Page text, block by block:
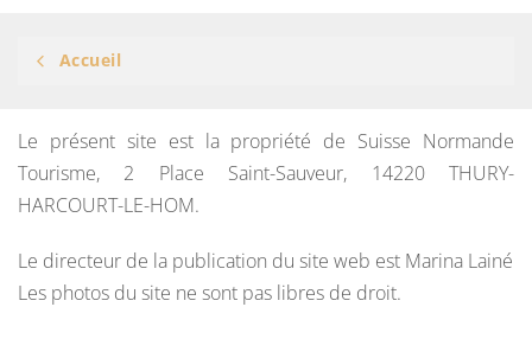
Accueil
Le présent site est la propriété de Suisse Normande
Tourisme, 2 Place Saint-Sauveur, 14220 THURY-
HARCOURT-LE-HOM.
Le directeur de la publication du site web est Marina Lainé
Les photos du site ne sont pas libres de droit.